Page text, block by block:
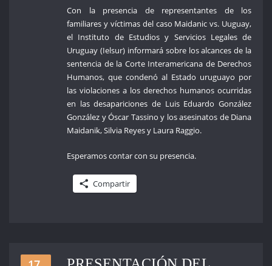
Con la presencia de representantes de los
familiares y víctimas del caso Maidanic vs. Uuguay,
el Instituto de Estudios y Servicios Legales de
Uruguay (Ielsur) informará sobre los alcances de la
sentencia de la Corte Interamericana de Derechos
Humanos, que condenó al Estado uruguayo por
las violaciones a los derechos humanos ocurridas
en las desapariciones de Luis Eduardo González
González y Óscar Tassino y los asesinatos de Diana
Maidanik, Silvia Reyes y Laura Raggio.
Esperamos contar con su presencia.
Compartir